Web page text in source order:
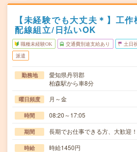
【未経験でも大丈夫＊】工
配線組立/日払いOK
職種未経験OK 交通費別途支給あり 土日
派遣
勤務地
愛知県丹羽郡
柏森駅から車8分
曜日頻度 月～金
時間 08:20～17:05
期間 長期でお仕事できる方、大歓迎！
時給 時給1450円